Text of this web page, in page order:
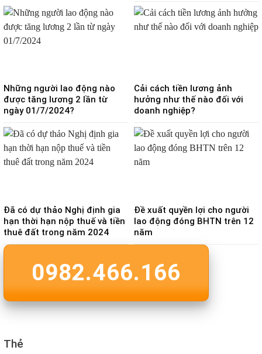
Những người lao động nào
được tăng lương 2 lần từ
ngày 01/7/2024?
Cải cách tiền lương ảnh
hưởng như thế nào đối với
doanh nghiệp?
Đã có dự thảo Nghị định gia
hạn thời hạn nộp thuế và tiền
thuê đất trong năm 2024
Đề xuất quyền lợi cho người
lao động đóng BHTN trên 12
năm
0982.466.166
Thẻ